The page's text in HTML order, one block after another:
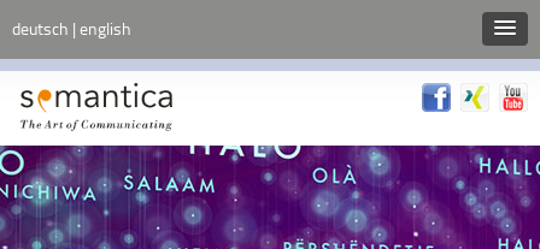
deutsch | english